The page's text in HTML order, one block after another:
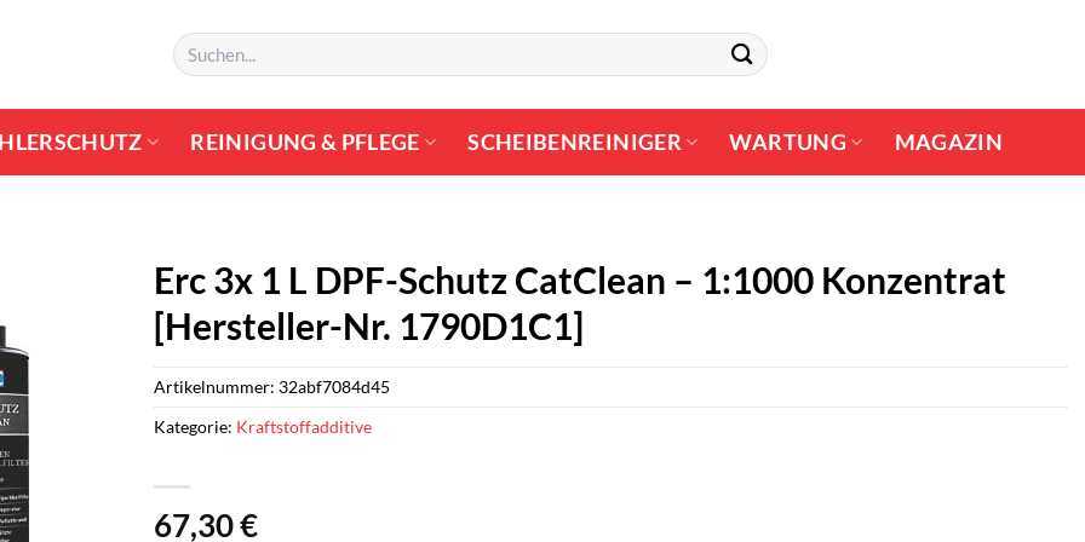
Suchen
nach:
REINIGUNG & PFLEGE SCHEIBENREINIGER WARTUNG MAGAZIN
Erc 3x 1 L DPF-Schutz CatClean – 1:1000 Konzentrat
[Hersteller-Nr. 1790D1C1]
67,30€
Artikelnummer: 32abf7084d45
Kategorie: Kraftstoffadditive